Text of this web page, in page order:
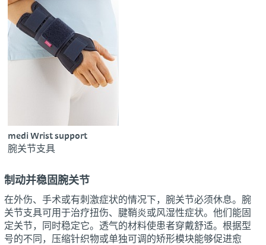
medi Wrist support
腕关节支具
制动并稳固腕关节
在外伤、手术或有刺激症状的情况下，腕关节必须休息。腕
关节支具可用于治疗扭伤、腱鞘炎或风湿性症状。他们能固
定关节，同时稳定它。透气的材料使患者穿戴舒适。根据型
号的不同，压缩针织物或单独可调的矫形模块能够促进愈